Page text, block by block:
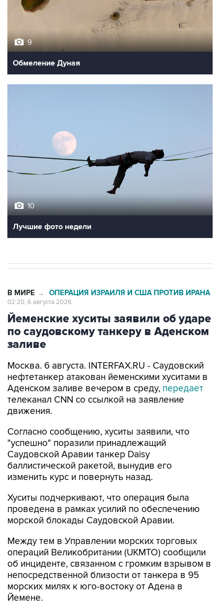
Обмеление Дуная
Лучшие фото недели
Йеменские хуситы заявили об ударе
по саудовскому танкеру в Аденском
заливе
Москва. 6 августа. INTERFAX.RU - Саудовский
Аденском заливе вечером в среду,передает
телеканал CNN со ссылкой на заявление
движения.
Согласно сообщению, хуситы заявили, что
Саудовской Аравии танкер Daisy
баллистической ракетой, вынудив его
изменить курс и повернуть назад.
Хуситы подчеркивают, что операция была
морской блокады Саудовской Аравии.
Между тем в Управлении морских торговых
об инциденте, связанном с громким взрывом в
непосредственной близости от танкера в 95
морских милях к юго-востоку от Адена в
Йемене.
Сообщение об инциденте было получено в